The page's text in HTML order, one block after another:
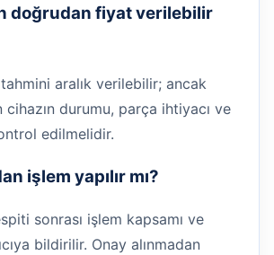
doğrudan fiyat verilebilir
aralık verilebilir; ancak
durumu, parça ihtiyacı ve
edilmelidir.
işlem yapılır mı?
sonrası işlem kapsamı ve
bildirilir. Onay alınmadan